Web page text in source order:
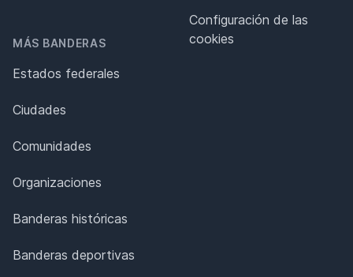
MÁS BANDERAS
Estados federales
Ciudades
Comunidades
Organizaciones
Banderas históricas
Banderas deportivas
Configuración de las
cookies